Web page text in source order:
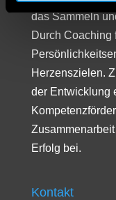
das Sammeln
Durch Coaching
Herzenszielen.
der Entwicklung
Erfolg bei.
Kontakt